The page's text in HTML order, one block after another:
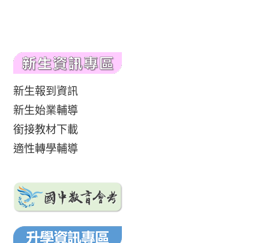
新生報到資訊
新生始業輔導
銜接教材下載
適性轉學輔導